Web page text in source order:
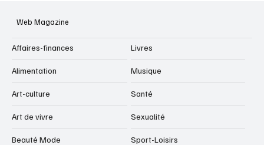
Web Magazine
Affaires-finances
Alimentation
Art-culture
Art de vivre
Beauté Mode
Livres
Musique
Santé
Sexualité
Sport-Loisirs